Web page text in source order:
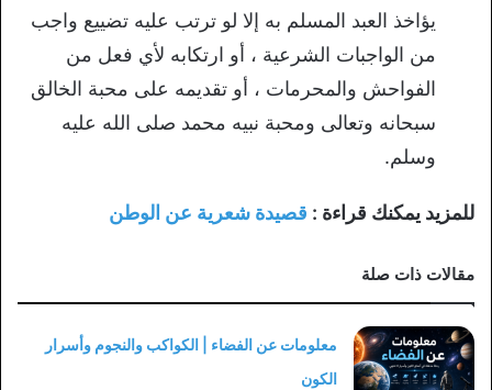
يؤاخذ العبد المسلم به إلا لو ترتب عليه تضييع واجب
من الواجبات الشرعية ، أو ارتكابه لأي فعل من
الفواحش والمحرمات ، أو تقديمه على محبة الخالق
سبحانه وتعالى ومحبة نبيه محمد صلى الله عليه
وسلم.
للمزيد يمكنك قراءة : قصيدة شعرية عن الوطن
مقالات ذات صلة
معلومات عن الفضاء | الكواكب والنجوم وأسرار
الكون